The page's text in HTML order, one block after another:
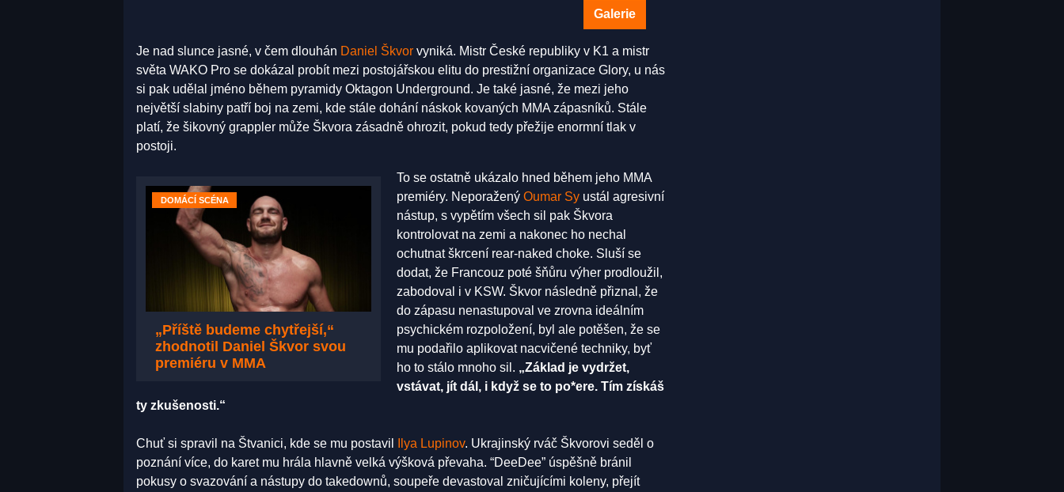
Galerie
Je nad slunce jasné, v čem dlouhán Daniel Škvor vyniká. Mistr České republiky v K1 a mistr
světa WAKO Pro se dokázal probít mezi postojářskou elitu do prestižní organizace Glory, u nás
si pak udělal jméno během pyramidy Oktagon Underground. Je také jasné, že mezi jeho
největší slabiny patří boj na zemi, kde stále dohání náskok kovaných MMA zápasníků. Stále
platí, že šikovný grappler může Škvora zásadně ohrozit, pokud tedy přežije enormní tlak v
postoji.
DOMÁCÍ SCÉNA
„Příště budeme chytřejší,“
zhodnotil Daniel Škvor svou
premiéru v MMA
To se ostatně ukázalo hned během jeho MMA
premiéry. Neporažený Oumar Sy ustál agresivní
nástup, s vypětím všech sil pak Škvora
kontrolovat na zemi a nakonec ho nechal
ochutnat škrcení rear-naked choke. Sluší se
dodat, že Francouz poté šňůru výher prodloužil,
zabodoval i v KSW. Škvor následně přiznal, že
do zápasu nenastupoval ve zrovna ideálním
psychickém rozpoložení, byl ale potěšen, že se
mu podařilo aplikovat nacvičené techniky, byť
ho to stálo mnoho sil. „Základ je vydržet,
vstávat, jít dál, i když se to po*ere. Tím získáš
ty zkušenosti.“
Chuť si spravil na Štvanici, kde se mu postavil Ilya Lupinov. Ukrajinský rváč Škvorovi seděl o
poznání více, do karet mu hrála hlavně velká výšková převaha. “DeeDee” úspěšně bránil
pokusy o svazování a nástupy do takedownů, soupeře devastoval zničujícími koleny, přejít